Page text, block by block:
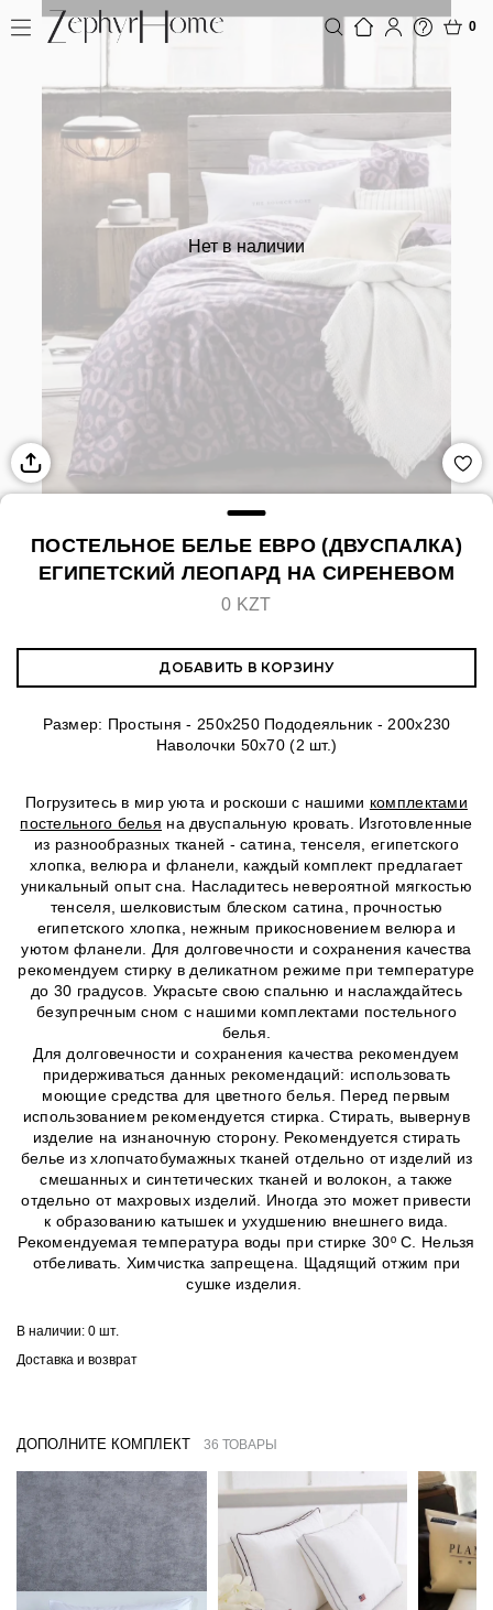
0
Нет в наличии
ПОСТЕЛЬНОЕ БЕЛЬЕ ЕВРО (ДВУСПАЛКА)
ЕГИПЕТСКИЙ ЛЕОПАРД НА СИРЕНЕВОМ
0 KZT
ДОБАВИТЬ В КОРЗИНУ
Размер: Простыня - 250х250 Пододеяльник - 200х230
Наволочки 50х70 (2 шт.)
Погрузитесь в мир уюта и роскоши с нашими комплектами
постельного белья на двуспальную кровать. Изготовленные
из разнообразных тканей - сатина, тенселя, египетского
хлопка, велюра и фланели, каждый комплект предлагает
уникальный опыт сна. Насладитесь невероятной мягкостью
тенселя, шелковистым блеском сатина, прочностью
египетского хлопка, нежным прикосновением велюра и
уютом фланели. Для долговечности и сохранения качества
рекомендуем стирку в деликатном режиме при температуре
до 30 градусов. Украсьте свою спальню и наслаждайтесь
безупречным сном с нашими комплектами постельного
белья.
Для долговечности и сохранения качества рекомендуем
придерживаться данных рекомендаций: использовать
моющие средства для цветного белья. Перед первым
использованием рекомендуется стирка. Стирать, вывернув
изделие на изнаночную сторону. Рекомендуется стирать
белье из хлопчатобумажных тканей отдельно от изделий из
смешанных и синтетических тканей и волокон, а также
отдельно от махровых изделий. Иногда это может привести
к образованию катышек и ухудшению внешнего вида.
Рекомендуемая температура воды при стирке 30º C. Нельзя
отбеливать. Химчистка запрещена. Щадящий отжим при
сушке изделия.
В наличии: 0 шт.
Доставка и возврат
ДОПОЛНИТЕ КОМПЛЕКТ 36 ТОВАРЫ